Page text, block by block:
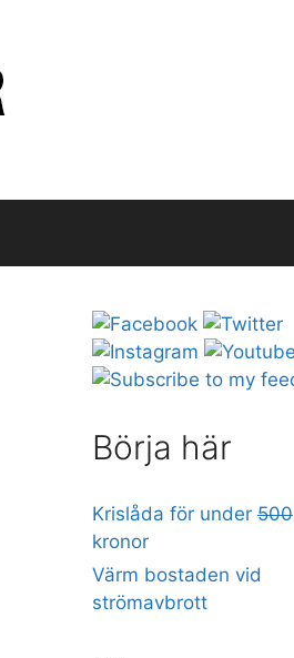
Börja här
Krislåda för under 500
kronor
Värm bostaden vid
strömavbrott